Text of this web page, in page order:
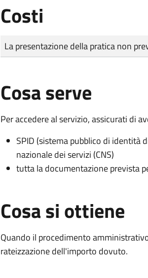
Costi
Tipo di pagamento
Importo
La presentazione della pratica non
Cosa serve
Per accedere al servizio, assicurati di
SPID (sistema pubblico di identità
nazionale dei servizi (CNS)
tutta la documentazione prevista
Cosa si ottiene
Quando il procedimento
rateizzazione dell'importo dovuto.